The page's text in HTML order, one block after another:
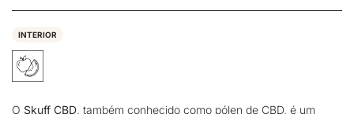
INTERIOR
O Skuff CBD, também conhecido como pólen de CBD, é um